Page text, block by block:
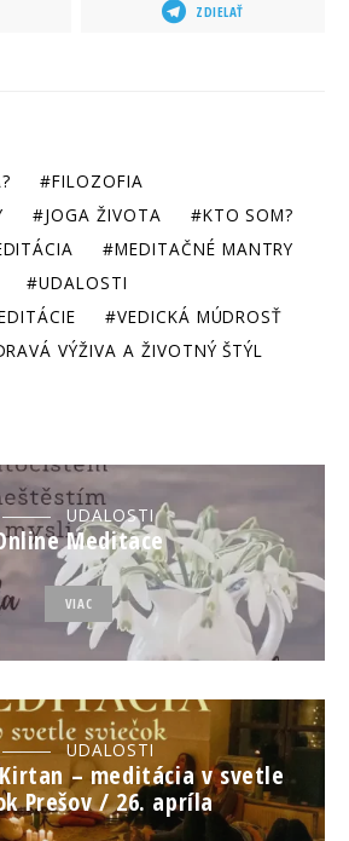
ZDIELAŤ
FILOZOFIA
JOGA ŽIVOTA
KTO SOM?
MEDITAČNÉ MANTRY
UDALOSTI
VEDICKÁ MÚDROSŤ
VÝŽIVA A ŽIVOTNÝ ŠTÝL
UDALOSTI
Meditace
VIAC
UDALOSTI
– meditácia v svetle
Prešov / 26. apríla